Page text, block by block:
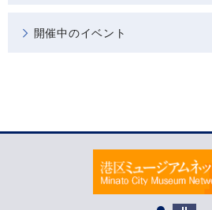
開催中のイベント